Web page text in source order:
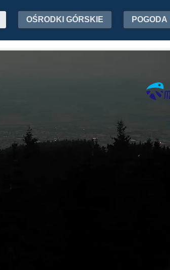
OŚRODKI GÓRSKIE POGODA